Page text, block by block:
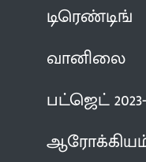
டிரெண்டிங்
வானிலை
பட்ஜெட்